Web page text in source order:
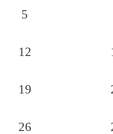
5
12
19
26